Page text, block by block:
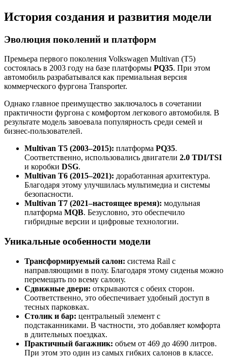
История создания и развития модели
Эволюция поколений и платформ
Премьера первого поколения Volkswagen Multivan (T5)
состоялась в 2003 году на базе платформы PQ35. При этом
автомобиль разрабатывался как премиальная версия
коммерческого фургона Transporter.
Однако главное преимущество заключалось в сочетании
практичности фургона с комфортом легкового автомобиля. В
результате модель завоевала популярность среди семей и
бизнес-пользователей.
Multivan T5 (2003–2015): платформа PQ35.
Соответственно, использовались двигатели 2.0 TDI/TSI
и коробки DSG.
Multivan T6 (2015–2021): доработанная архитектура.
Благодаря этому улучшилась мультимедиа и системы
безопасности.
Multivan T7 (2021–настоящее время): модульная
платформа MQB. Безусловно, это обеспечило
гибридные версии и цифровые технологии.
Уникальные особенности модели
Трансформируемый салон: система Rail с
направляющими в полу. Благодаря этому сиденья можно
перемещать по всему салону.
Сдвижные двери: открываются с обеих сторон.
Соответственно, это обеспечивает удобный доступ в
тесных парковках.
Столик и бар: центральный элемент с
подстаканниками. В частности, это добавляет комфорта
в длительных поездках.
Практичный багажник: объем от 469 до 4690 литров.
При этом это один из самых гибких салонов в классе.